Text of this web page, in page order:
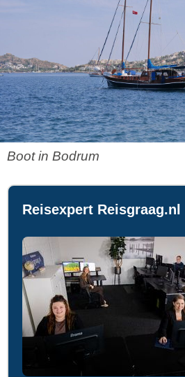
Boot in Bodrum
Reisexpert Reisgraag.nl